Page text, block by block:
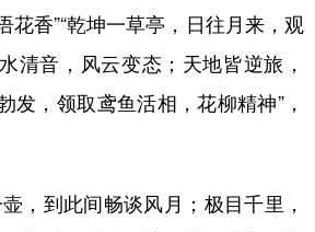
花香”“乾坤一草亭，日往月来，观
清音，风云变态；天地皆逆旅，
发，领取鸢鱼活相，花柳精神”，
到此间畅谈风月；极目千里，